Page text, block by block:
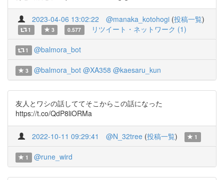
2023-04-06 13:02:22 @manaka_kotohogi (投稿一覧)
1 3 0.577 リツイート・ネットワーク (1)
1 @balmora_bot
3 @balmora_bot @XA358 @kaesaru_kun
友人とワシの話しててそこからこの話になった
https://t.co/QdP8liORMa
2022-10-11 09:29:41 @N_32tree (投稿一覧) 1
1 @rune_wird